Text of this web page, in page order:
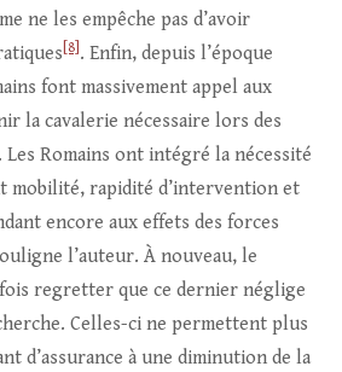
ne les empêche pas d’avoir
[8] . Enfin, depuis l’époque
font massivement appel aux
la cavalerie nécessaire lors des
Les Romains ont intégré la nécessité
mobilité, rapidité d’intervention et
encore aux effets des forces
l’auteur. À nouveau, le
regretter que ce dernier néglige
Celles-ci ne permettent plus
d’assurance à une diminution de la